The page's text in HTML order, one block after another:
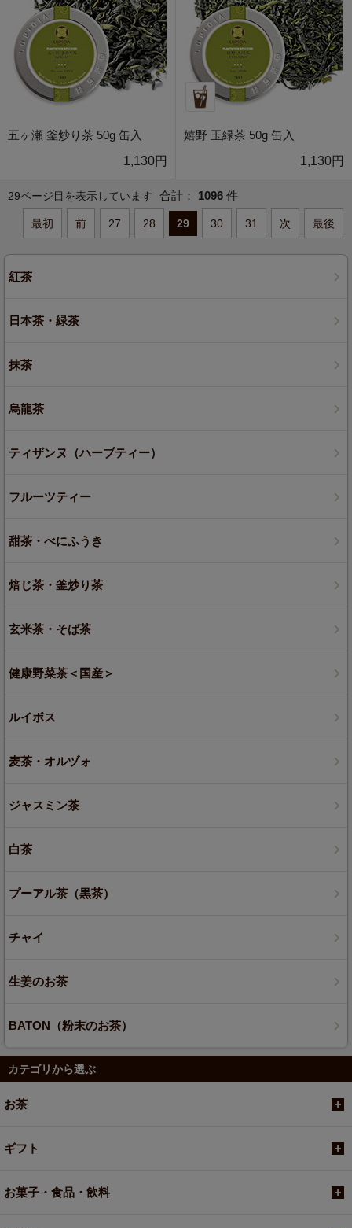
五ヶ瀬 釜炒り茶 50g 缶入
1,130円
嬉野 玉緑茶 50g 缶入
1,130円
29ページ目を表示しています 合計： 1096 件
最初 前 27 28 29 30 31 次 最後
紅茶
日本茶・緑茶
抹茶
烏龍茶
ティザンヌ（ハーブティー）
フルーツティー
甜茶・べにふうき
焙じ茶・釜炒り茶
玄米茶・そば茶
健康野菜茶＜国産＞
ルイボス
麦茶・オルヅォ
ジャスミン茶
白茶
プーアル茶（黒茶）
チャイ
生姜のお茶
BATON（粉末のお茶）
カテゴリから選ぶ
お茶
ギフト
お菓子・食品・飲料